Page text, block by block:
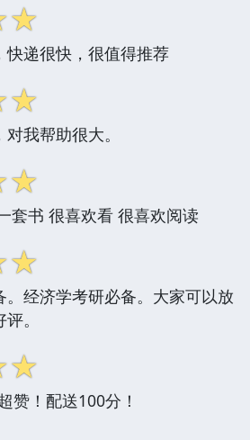
☆
快递很快，很值得推荐
☆
我帮助很大。
☆
套书 很喜欢看 很喜欢阅读
☆
经济学考研必备。大家可以放
。
☆
赞！配送100分！